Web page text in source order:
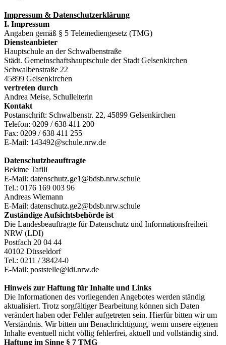
Impressum & Datenschutzerklärung
I. Impressum
Angaben gemäß § 5 Telemediengesetz (TMG)
Diensteanbieter
Hauptschule an der Schwalbenstraße
Städt. Gemeinschaftshauptschule der Stadt Gelsenkirchen
Schwalbenstraße 22
45899 Gelsenkirchen
vertreten durch
Andrea Meise, Schulleiterin
Kontakt
Postanschrift: Schwalbenstr. 22, 45899 Gelsenkirchen
Telefon: 0209 / 638 411 200
Fax: 0209 / 638 411 255
E-Mail: 143492@schule.nrw.de
Datenschutzbeauftragte
Bekime Tafili
E-Mail: datenschutz.ge1@bdsb.nrw.schule
Tel.: 0176 169 003 96
Andreas Wiemann
E-Mail: datenschutz.ge2@bdsb.nrw.schule
Zuständige Aufsichtsbehörde ist
Die Landesbeauftragte für Datenschutz und Informationsfreiheit
NRW (LDI)
Postfach 20 04 44
40102 Düsseldorf
Tel.: 0211 / 38424-0
E-Mail: poststelle@ldi.nrw.de
Hinweis zur Haftung für Inhalte und Links
Die Informationen des vorliegenden Angebotes werden ständig
aktualisiert. Trotz sorgfältiger Bearbeitung können sich Daten
verändert haben oder Fehler aufgetreten sein. Hierfür bitten wir um
Verständnis. Wir bitten um Benachrichtigung, wenn unsere eigenen
Inhalte eventuell nicht völlig fehlerfrei, aktuell und vollständig sind.
Haftung im Sinne § 7 TMG